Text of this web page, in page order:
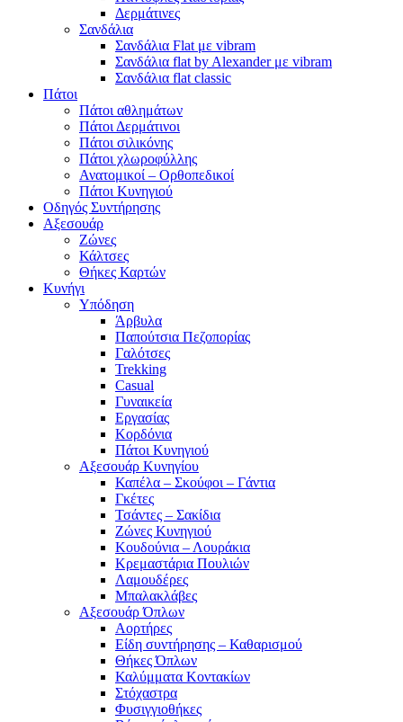
Δερμάτινες
Σανδάλια
Σανδάλια Flat με vibram
Σανδάλια flat by Alexander με vibram
Σανδάλια flat classic
Πάτοι
Πάτοι αθλημάτων
Πάτοι Δερμάτινοι
Πάτοι σιλικόνης
Πάτοι χλωροφύλλης
Ανατομικοί – Ορθοπεδικοί
Πάτοι Κυνηγιού
Οδηγός Συντήρησης
Αξεσουάρ
Ζώνες
Κάλτσες
Θήκες Καρτών
Κυνήγι
Υπόδηση
Άρβυλα
Παπούτσια Πεζοπορίας
Γαλότσες
Trekking
Casual
Γυναικεία
Εργασίας
Κορδόνια
Πάτοι Κυνηγιού
Αξεσουάρ Κυνηγίου
Καπέλα – Σκούφοι – Γάντια
Γκέτες
Τσάντες – Σακίδια
Ζώνες Κυνηγιού
Κουδούνια – Λουράκια
Κρεμαστάρια Πουλιών
Λαμουδέρες
Μπαλακλάβες
Αξεσουάρ Όπλων
Αορτήρες
Είδη συντήρησης – Καθαρισμού
Θήκες Όπλων
Καλύμματα Κοντακίων
Στόχαστρα
Φυσιγγιοθήκες